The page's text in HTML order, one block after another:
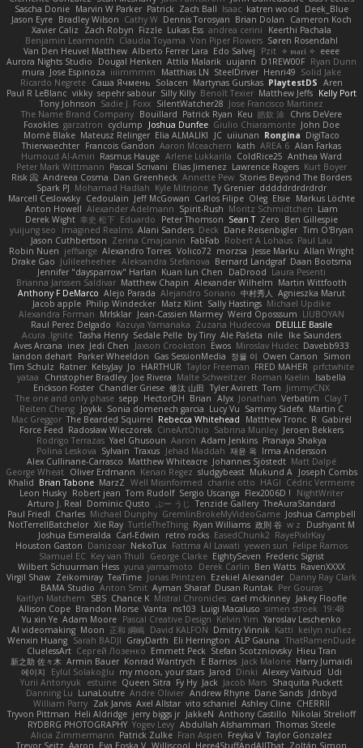
Sascha Donie Marvin W Parker Patrick Zach Ball Isaac katren wood
Deek_Blue
Jason Eyre Bradley Wilson Cathy W Dennis Torosyan Brian Dolan
Cameron Koch
Xavier Caliz
Zach Robyn Fizzle Lukas Ess andrea cerini
Keerthi Pachala
Benjamin Learmonth Claudia Toyama Von Piper Flowers Søren Rosendahl
Van Den Heuvel Matthew Alberto Ferrer Lara Edo Salvej Pzit ✧ 𝔪𝔞𝔯𝔦 ✧ eeee
Aurora Nights Studio
Dougal Henken Attila Malarik uujann D1REW00F Ryan Dunn
mura Jose Espinoza iiiimmmm Matthias LN SteelDriver Henri49 Solid Jake
Ricardo Negrete Саша Ячмень Solacen Martynas Gurskas PlaytestDS Aren
Paul R LeBlanc vikky sepehr sabour Silly Killy Benoît Texier Matthew Jeffs Kelly Port
Tony Johnson Sadie J. Foxx SilentWatcher28 Jose Francisco Martinez
The Name Brand Company Bouillard Patrick Ryan Keu 皓欽 涂 Chris DeVere
Foxokles garzatron cyclump Joshua Dunfee Giulio Chiaramonte John Doe
Mornè Blake Mateusz Relinger Elia ALMALIKI JC uiiunan Rongina DigiTaco
Thierwaechter Francois Gandon Aaron Mceachern kath AREA 6 Alan Farkas
Humoud Al-Amiri Rasmus Hauge Arlene Lukkarila ColdRice25 Anthea Ward
Peter Mark Wittmann Pascal Scrivani Elias Jimenez Lawrence Rogers Kurt Boyer
Risk 📀 Andreea Cosma Dan Greenheck Annette Pew Stories Beyond The Borders
Spark PJ Mohamad Hadlah Kyle Mitrione Ty Grenier dddddrdrdrdrdr
Marcell Ceslowsky Cedoulain Jeff McGowan Carlos Filipe Oleg Elsie Markus Löchte
Anton Howell Alexander Adelmann Spirit-Rush Moritz Schmidtchen Liam
Derek Wight 幸史 松下 Eduardo Peter Thomson Sean T Zero Ben Gillespie
yuijung seo
Imagined Realms Alani Sanders Deck Dane Reisenbigler Tim O'Bryan
Jason Cuthbertson Zerina Cmajcanin FabFab Robert A Lohaus Paul Lau
Robin Nuen jeffsarge Alexandro Torres Volico72 morzsa Jesse Marku Allan Wright
Drake Gao Julileeheehee Aleksandra Stefanova Bernard Landgraf Daan Bootsma
Jennifer "daysparrow" Harlan Kuan lun Chen DaDrood Laura Pesenti
Brianna Janssen Saldivar Matthew Chapin Alexander Wilhelm Martin Wittfooth
Anthony F DeMarco Alejo Parada Alejandro Soriano 中村秀人
Agnieszka Marut
Jacob apple Philip Windecker Matz Klint Sally Hastings Michael Updike
Alexandra Forman MrIsklar Jean-Cassien Marmey Weird Oposssum LIUBOYAN
Raul Perez Delgado Kazuya Yamanaka Zuzana Hudecova DELILLE Basile
Acura .Ignite Tasha Henry Sedale Pelle by Tiny Ale Pašeta nile Ike Saunders
Aves Arcana inex Jedi Chen Jaxson Crookston Ewos Miroslav Hudec Davebb933
landon dehart Parker Wheeldon Gas SessionMedia 정율 이 Owen Carson
Simon
Tim Schulz Ratner KelsyJay Jo HARTHUR Taylor Freeman FRED MAHER prfctwhite
yataa
Christopher Bradley Joe Rivera Malte Schweitzer Roman Kaelin
Isabella
Erickson Foster Chandler Griese 修汰 山田 Tyler Avirett Tom JimmyCNX
The one and only phase sepp HectorOH Brian Alyx Jonathan Verbatim Clay T
Reiten Cheng Joykk Sonia domenech garcia Lucy Vu Sammy Sidefx Martin C
Mac Greggor The Bearded Squirrel Rebecca Whitehead Matthew Tronc R Gabirél
Force Feed Radosław Wieczorek CineArtOhio Sabrina Munley Jeroen Bekkers
Rodrigo Terrazas Yael Ghusoun Aaron Adam Jenkins Pranaya Shakya
Polina Leskova Sylvain Traxus Jehad Maddah 재윤 옥 Irma Andersson
Alex Cullinane-Carrasco Matthew Whiteacre Johannes Sjöstedt Matt Dalpé
George Wheat Oliver Erdmann Kenan Regez sludgybeast Mukund A Joseph Combs
Khalid Brian Tabone MarzZ Well Misinformed charlie otto HAGI Cédric Vermeirre
Leon Husky Robert jean Tom Rudolf Sergio Uscanga Flex2006D !
NightWriter
Arturo J. Real Dominic Qusto ぶー うじ Tenzide Gallery TheAuraStandard
Paul Friedl Charles Michael Dunphy GremlinBrokeMyVideoGame Joshua Campbell
NotTerrellBatchelor Xie Ray TurtleTheThing Ryan Williams 政則 谷 w z
Dushyant M
Joshua Esmeralda Carl-Edwin retro rocks EasedChunk2 RayePixlrKay
Houston Gaston Danizoar NekoTux Fattma Al Lawati yewen sun Felipe Ramos
Slamuel EC Key van Thull George Clarke EightySeven Frederic Sigrist
Wilbert Schuurman Hess yuna yamamoto Derek Carlin Ben Watts RavenXXXX
Virgil Shaw Zeikomiray TeaTime Jonas Printzen Ezekiel Alexander Danny Ray Clark
BAMA Studio Anton Smit Ayman Sharaf Dusan Runtak Per Gouras
Kaitlyn Matchem
SBS Chance K Mistral Chronicles cael mckinney Jakey Floofle
Allison Cope Brandon Morse Vanta ns103 Luigi Macaluso simen stroek 19:48
Yu xin Ye Adam Moore Pascal Creative Design Kelvin Yim Yaroslav Leschenko
AI videomaking Moon 正和 綱嶋 David KALFON Dmitry Vinnik Katti keilyn nuñez
Wenxin Huang Sarah BADJI GrayDarth Eli Herrington ALP Gauna ThatRamenDude
CluelessArt Cергей Лозенко Emmett Peck Stefan Scotzniovsky Hieu Tran
新之助 佐々木 Armin Bauer Konrad Wantrych E Barrios Jack Malone Harry Jumaidi
에이지
Eylül Solakoğlu my moon, your stars Jarod Dinki Alexey Vaitvud
Udi
Yurii Antonyuk
estuine Queen Sitra Fy Hy Jack Jacob Mars Shaquita Puckett
Danning Lu LunaLoutre Andre Olivier Andrew Rhyne Dane Sands Jdnbyd
William Parry Zak Jarvis Axel Allstar vito schaniel Ashley Cline CHERRII
Tryvon Pittman Heli Aldridge jerry biggs jr JakkeN Anthony Castillo Nikolai Strelioff
RYDBRG PHOTOGRAPHY Yogev Levy Abdullah Alshammari Thomas Steele
Alicia Zimmermann Patrick Zulke Fran Aspen Freyka V Taylor Gonzalez